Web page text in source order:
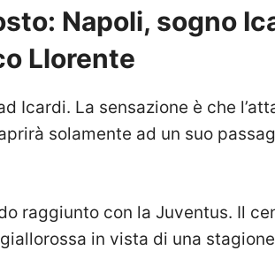
Napoli, sogno
Llorente
Icardi. La sensazione è che
solamente ad un suo
raggiunto con la Juventus. Il
in vista di una